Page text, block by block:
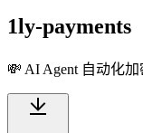
1ly-payments
💸 AI Agent 自动化